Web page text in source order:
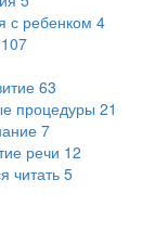
с ребенком 4
107
63
процедуры 21
7
речи 12
читать5